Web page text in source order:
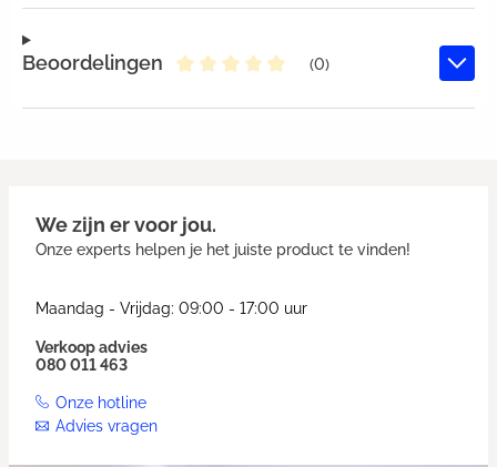
Beoordelingen
(0)
We zijn er voor jou.
Onze experts helpen je het juiste product te vinden!
Maandag - Vrijdag: 09:00 - 17:00 uur
Verkoop advies
080 011 463
Onze hotline
Advies vragen